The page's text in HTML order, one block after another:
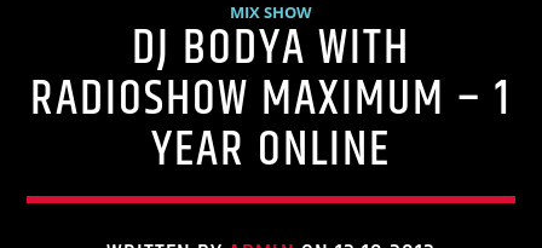
MIX SHOW
DJ BODYA WITH
RADIOSHOW MAXIMUM – 1
YEAR ONLINE